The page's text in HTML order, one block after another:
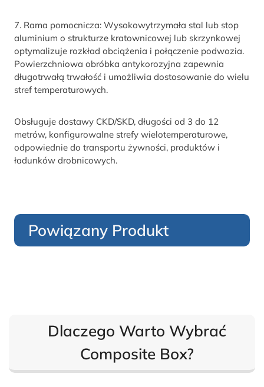
7. Rama pomocnicza: Wysokowytrzymała stal lub stop
aluminium o strukturze kratownicowej lub skrzynkowej
optymalizuje rozkład obciążenia i połączenie podwozia.
Powierzchniowa obróbka antykorozyjna zapewnia
długotrwałą trwałość i umożliwia dostosowanie do wielu
stref temperaturowych.
Obsługuje dostawy CKD/SKD, długości od 3 do 12
metrów, konfigurowalne strefy wielotemperaturowe,
odpowiednie do transportu żywności, produktów i
ładunków drobnicowych.
Powiązany Produkt
Dlaczego Warto Wybrać
Composite Box?